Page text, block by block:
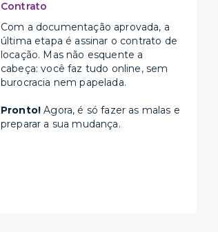
Contrato
Com a documentação aprovada, a
última etapa é assinar o contrato de
locação. Mas não esquente a
cabeça: você faz tudo online, sem
burocracia nem papelada.
Pronto! Agora, é só fazer as malas e
preparar a sua mudança.